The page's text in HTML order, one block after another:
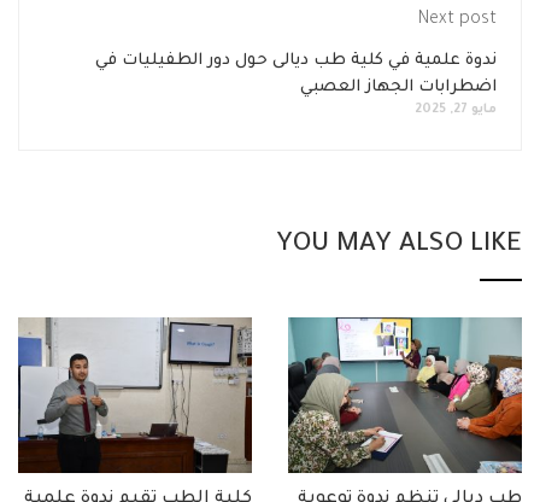
في كلية طب ديالى حول دور الطفيليات في
الجهاز العصبي
YOU MAY